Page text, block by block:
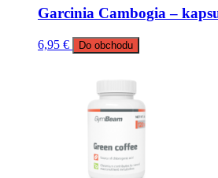
Garcinia Cambogia –
6,95 € Do obchodu